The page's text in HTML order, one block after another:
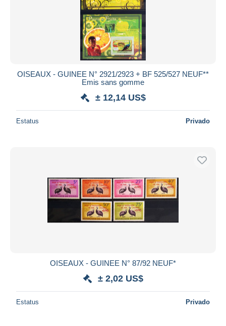
OISEAUX - GUINEE N° 2921/2923 + BF 525/527 NEUF**
Emis sans gomme
± 12,14 US$
Estatus Privado
OISEAUX - GUINEE N° 87/92 NEUF*
± 2,02 US$
Estatus Privado